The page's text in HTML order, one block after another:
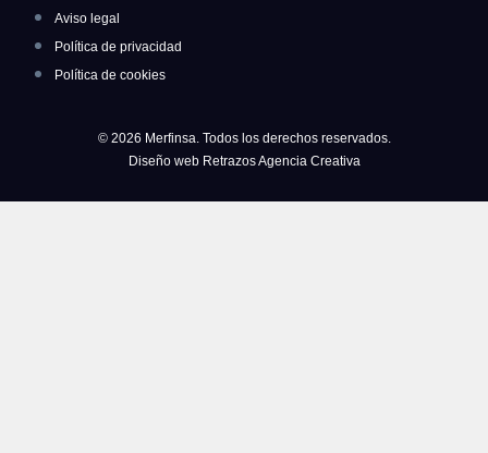
Aviso legal
Política de privacidad
Política de cookies
© 2026 Merfinsa. Todos los derechos reservados.
Diseño web Retrazos Agencia Creativa